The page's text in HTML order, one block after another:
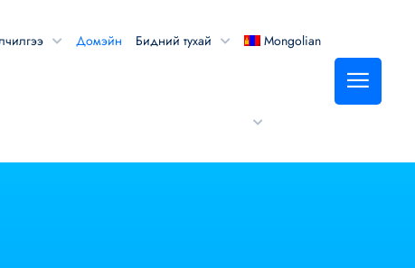
Домэйн Бидний тухай Mongolian